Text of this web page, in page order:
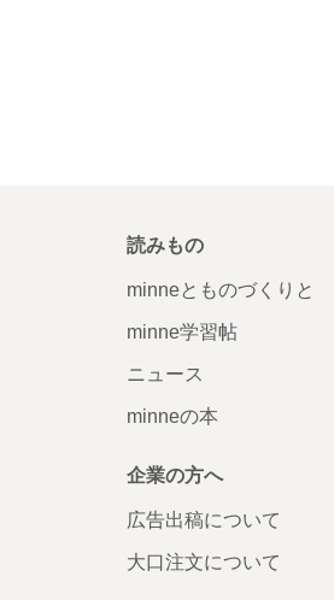
読みもの
minneとものづくりと
minne学習帖
ニュース
minneの本
企業の方へ
広告出稿について
大口注文について